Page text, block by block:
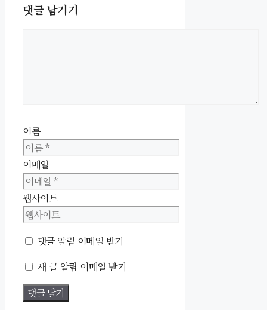
댓글 남기기
이름
이메일
웹사이트
댓글 알림 이메일 받기
새 글 알림 이메일 받기